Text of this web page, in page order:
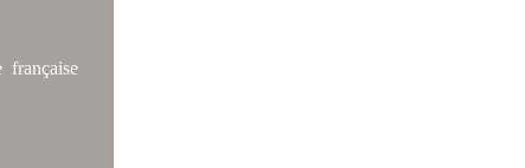
française